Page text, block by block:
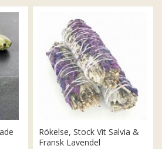
Rökelse, Stock Vit Salvia &
Fransk Lavendel